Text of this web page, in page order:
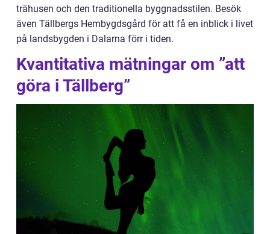
trähusen och den traditionella byggnadsstilen. Besök
även Tällbergs Hembygdsgård för att få en inblick i livet
på landsbygden i Dalarna förr i tiden.
Kvantitativa mätningar om ”att
göra i Tällberg”